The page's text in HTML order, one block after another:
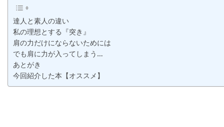
達人と素人の違い
私の理想とする『突き』
肩の力だけにならないためには
でも肩に力が入ってしまう…
あとがき
今回紹介した本【オススメ】